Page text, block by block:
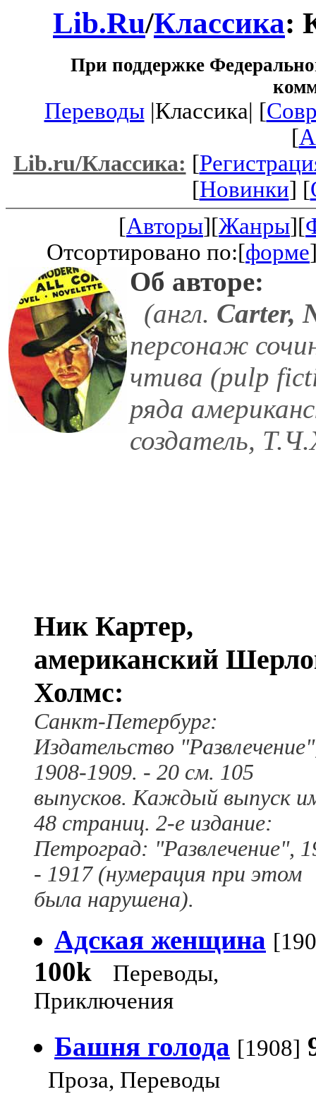
Lib.Ru/Классика:
При поддержке
Переводы|Классика| [
[
Lib.ru/Классика: [
[Новинки] [
[Авторы][Жанры][
Отсортировано по:[форме
Об авторе:
(англ. Carter,
персонаж
чтива (pulp
ряда
создатель,
Ник Картер,
американский
Холмс:
Санкт-Петербург:
Издательство
1908-1909. - 20 см. 105
выпусков. Каждый выпуск
48 страниц. 2-е издание:
Петроград: "Развлечение",
- 1917 (нумерация при этом
была нарушена).
Адская женщина
100k Переводы,
Приключения
Башня голода [1908]
Проза, Переводы